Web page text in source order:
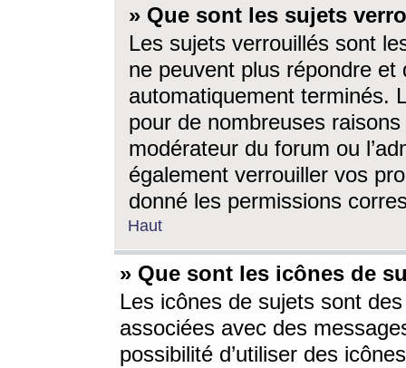
» Que sont les sujets
Les sujets verrouillés sont
ne peuvent plus répondre
automatiquement terminés.
pour de nombreuses
modérateur du forum ou
également verrouiller vos
donné les permissions
Haut
» Que sont les icônes de
Les icônes de sujets sont
associées avec des
possibilité d’utiliser des